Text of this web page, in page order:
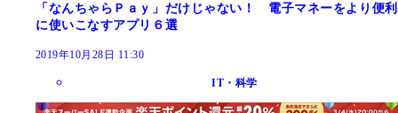
「なんちゃらＰａｙ」だけじゃない！ 電子マネーをより便利
に使いこなすアプリ６選
2019年10月28日 11:30
IT・科学